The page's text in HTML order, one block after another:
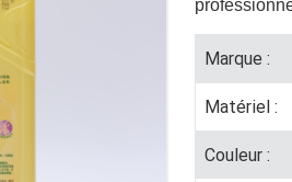
Marque :
Matériel :
Couleur :